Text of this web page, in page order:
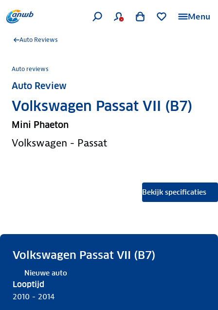
Menu
Auto Reviews
Auto reviews
Auto Review
Volkswagen Passat VII (B7)
Mini Phaeton
Volkswagen - Passat
Bekijk specificaties
Volkswagen Passat VII (B7)
Nieuwe auto
Looptijd
2010 - 2014